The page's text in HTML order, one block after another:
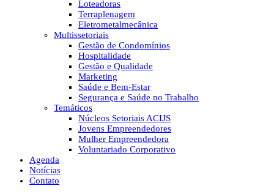
Loteadoras
Terraplenagem
Eletrometalmecânica
Multissetoriais
Gestão de Condomínios
Hospitalidade
Gestão e Qualidade
Marketing
Saúde e Bem-Estar
Segurança e Saúde no Trabalho
Temáticos
Núcleos Setoriais ACIJS
Jovens Empreendedores
Mulher Empreendedora
Voluntariado Corporativo
Agenda
Notícias
Contato